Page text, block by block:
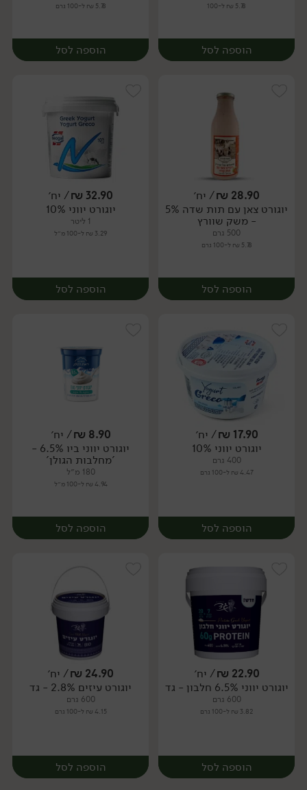
5.78 ₪ ל-100
הוספה לסל
יח׳
5.78 ₪ ל-100 גרם
הוספה לסל
יח׳
28.90
₪/ יח׳
יוגורט צאן עם תות שדה 5%
- משק שוורץ
500 גרם
5.78 ₪ ל-100 גרם
הוספה לסל
יח׳
32.90
₪/ יח׳
יוגורט יווני 10%
1 ליטר
3.29 ₪ ל-100 מ״ל
הוספה לסל
יח׳
17.90
₪/ יח׳
יוגורט יווני 10%
400 גרם
4.47 ₪ ל-100 גרם
הוספה לסל
יח׳
8.90
₪/ יח׳
יוגורט יווני ביו 6.5% -
'מחלבות הגולן'
180 מ״ל
4.94 ₪ ל-100 מ״ל
הוספה לסל
יח׳
22.90
₪/ יח׳
יוגורט יווני 6.5% חלבון - גד
600 גרם
3.82 ₪ ל-100 גרם
הוספה לסל
24.90
₪/ יח׳
יוגורט עיזים 2.8% - גד
600 גרם
4.15 ₪ ל-100 גרם
הוספה לסל